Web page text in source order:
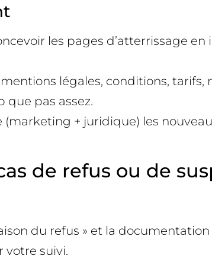
les pages d’atterrissage
légales, conditions,
pas assez.
+ juridique) les
de refus ou de
du refus » et la
votre suivi.